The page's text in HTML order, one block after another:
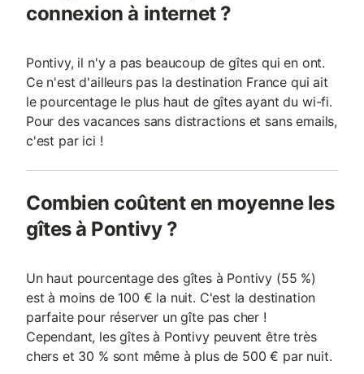
connexion à internet ?
Pontivy, il n'y a pas beaucoup de gîtes qui en ont.
Ce n'est d'ailleurs pas la destination France qui ait
le pourcentage le plus haut de gîtes ayant du wi-fi.
Pour des vacances sans distractions et sans emails,
c'est par ici !
Combien coûtent en moyenne les
gîtes à Pontivy ?
Un haut pourcentage des gîtes à Pontivy (55 %)
est à moins de 100 € la nuit. C'est la destination
parfaite pour réserver un gîte pas cher !
Cependant, les gîtes à Pontivy peuvent être très
chers et 30 % sont même à plus de 500 € par nuit.